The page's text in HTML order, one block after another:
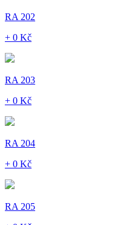
RA 202
+ 0 Kč
RA 203
+ 0 Kč
RA 204
+ 0 Kč
RA 205